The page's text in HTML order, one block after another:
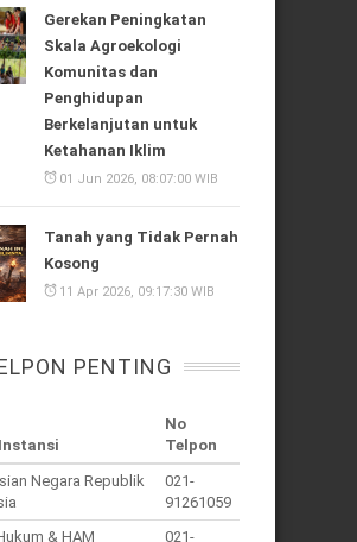
Gerekan Peningkatan
Skala Agroekologi
Komunitas dan
Penghidupan
Berkelanjutan untuk
Ketahanan Iklim
01 Jun 2026, 08:07:00 WIB
Tanah yang Tidak Pernah
Kosong
11 Apr 2026, 09:17:30 WIB
PENTING
No
Telpon
Negara Republik
021-
91261059
& HAM
021-